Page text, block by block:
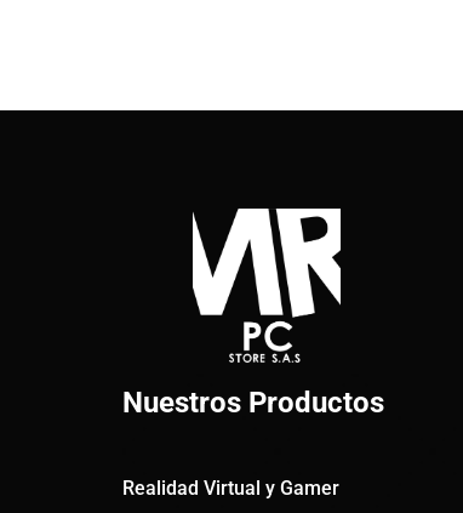
Nuestros Productos
Realidad Virtual y Gamer